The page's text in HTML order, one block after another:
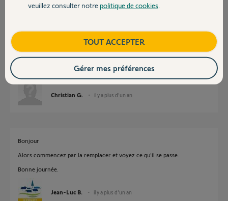
Contact
Christian G. il y a plus d'un an
Bonjour
Alors commencez par la remplacer et voyez ce qu'il se passe.
Bonne journée.
Jean-Luc B. il y a plus d'un an
veuillez consulter notre politique de cookies
TOUT ACCEPTER
Gérer mes préférences